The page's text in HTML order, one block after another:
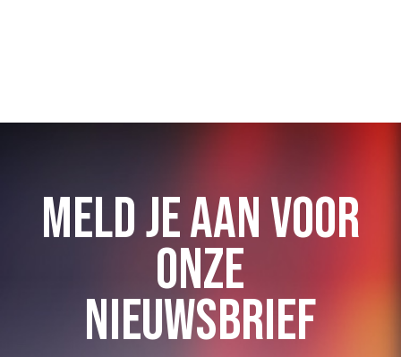
MELD JE AAN VOOR
ONZE
NIEUWSBRIEF